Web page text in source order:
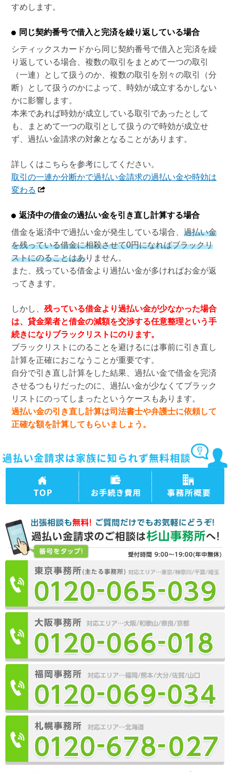
すめします。
同じ契約番号で借入と完済を繰り返している場合
シティックスカードから同じ契約番号で借入と完済を繰
り返している場合、複数の取引をまとめて一つの取引
（一連）として扱うのか、複数の取引を別々の取引（分
断）として扱うのかによって、時効が成立するかしない
かに影響します。
本来であれば時効が成立している取引であったとして
も、まとめて一つの取引として扱うので時効が成立せ
ず、過払い金請求の対象となることがあります。
詳しくはこちらを参考にしてください。
取引の一連か分断かで過払い金請求の過払い金や時効は
変わる
返済中の借金の過払い金を引き直し計算する場合
借金を返済中で過払い金が発生している場合、 過払い金
を残っている借金に相殺させて0円になればブラックリ
ストにのることはありません。
また、残っている借金より過払い金が多ければお金が返
ってきます。
しかし、 残っている借金より過払い金が少なかった場合
は、貸金業者と借金の減額を交渉する任意整理という手
続きになりブラックリストにのります。
ブラックリストにのることを避けるには事前に引き直し
計算を正確におこなうことが重要です。
自分で引き直し計算をした結果、過払い金で借金を完済
させるつもりだったのに、過払い金が少なくてブラック
リストにのってしまったというケースもあります。
過払い金の引き直し計算は司法書士や弁護士に依頼して
正確な額を計算してもらいましょう。
事務所の過払い金
請求、債務整理の
手続き費用・料金
事務所 事務所概
要